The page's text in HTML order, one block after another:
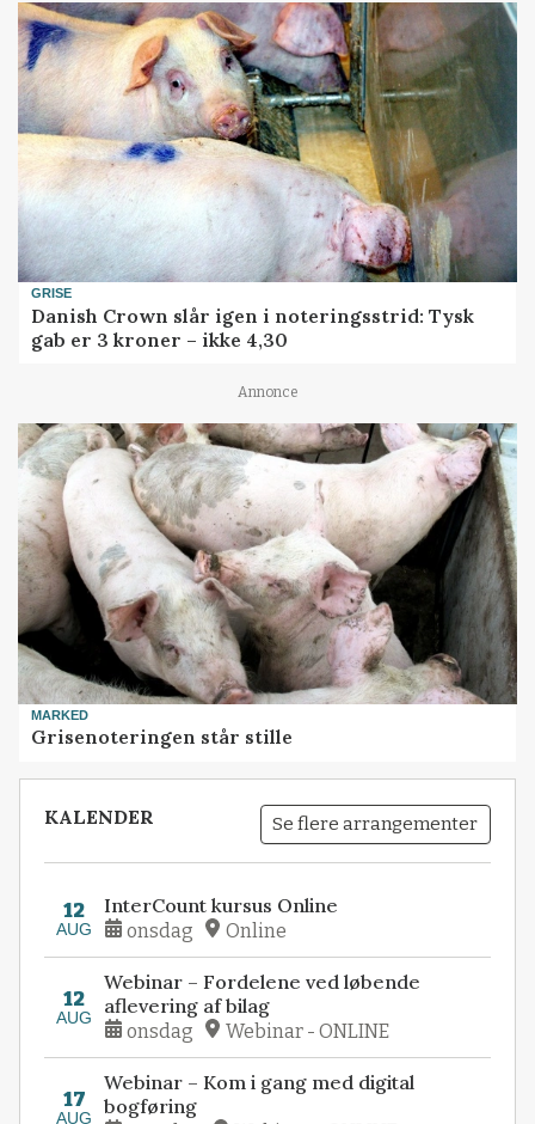
GRISE
Danish Crown slår igen i noteringsstrid: Tysk
gab er 3 kroner – ikke 4,30
Annonce
MARKED
Grisenoteringen står stille
KALENDER Se flere arrangementer
12
AUG
InterCount kursus Online
onsdag Online
12
AUG
Webinar – Fordelene ved løbende
aflevering af bilag
onsdag Webinar - ONLINE
17
AUG
Webinar – Kom i gang med digital
bogføring